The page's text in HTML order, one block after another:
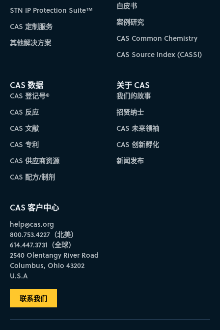
STN IP Protection Suite™
CAS 定制服务
其他解决方案
白皮书
案例研究
CAS Common Chemistry
CAS Source Index (CASSI)
CAS 数据
CAS 登记号®
CAS 反应
CAS 文献
CAS 专利
CAS 供应商资源
CAS 配方/制剂
关于 CAS
我们的故事
招贤纳士
CAS 未来领袖
CAS 创新孵化
新闻发布
CAS 客户中心
help@cas.org
800.753.4227（北美）
614.447.3731（全球）
2540 Olentangy River Road
Columbus, Ohio 43202
U.S.A
联系我们